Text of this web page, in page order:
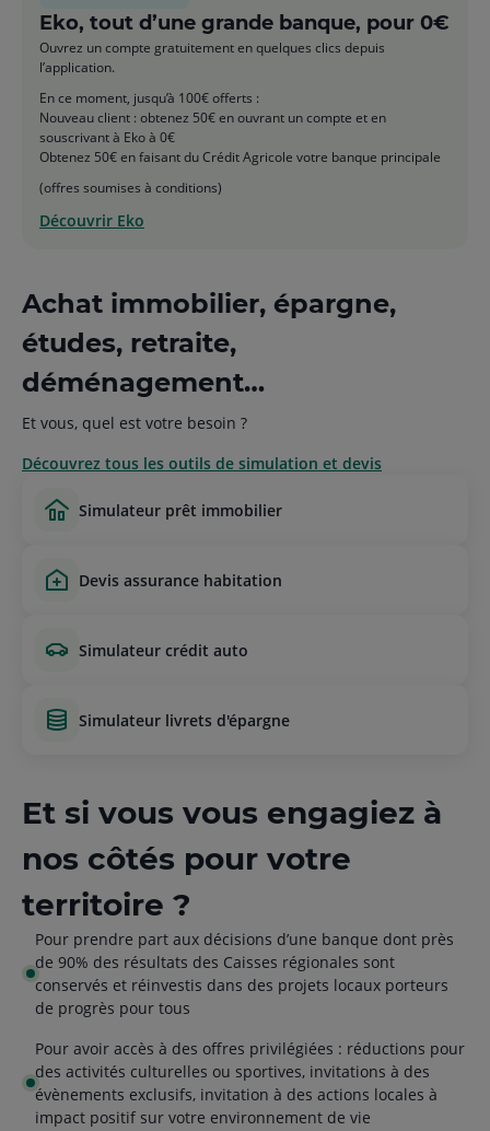
Eko, tout d’une grande banque, pour 0€
Ouvrez un compte gratuitement en quelques clics depuis
l’application.
En ce moment, jusqu’à 100€ offerts :
Nouveau client : obtenez 50€ en ouvrant un compte et en
souscrivant à Eko à 0€
Obtenez 50€ en faisant du Crédit Agricole votre banque principale
(offres soumises à conditions)
Découvrir Eko
Achat immobilier, épargne,
études, retraite,
déménagement…
Et vous, quel est votre besoin ?
Découvrez tous les outils de simulation et devis
simulateur prêt immobilier
devis assurance habitation
simulateur crédit auto
simulateur livrets d'épargne
Et si vous vous engagiez à
nos côtés pour votre
territoire ?
Pour prendre part aux décisions d’une banque dont près
de 90% des résultats des Caisses régionales sont
conservés et réinvestis dans des projets locaux porteurs
de progrès pour tous
Pour avoir accès à des offres privilégiées : réductions pour
des activités culturelles ou sportives, invitations à des
évènements exclusifs, invitation à des actions locales à
impact positif sur votre environnement de vie